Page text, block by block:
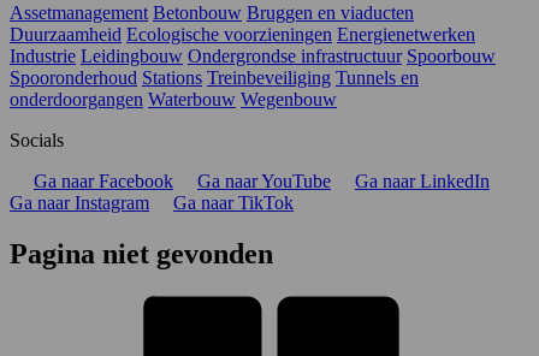
Assetmanagement Betonbouw Bruggen en viaducten
Duurzaamheid Ecologische voorzieningen Energienetwerken
Industrie Leidingbouw Ondergrondse infrastructuur Spoorbouw
Spooronderhoud Stations Treinbeveiliging Tunnels en
onderdoorgangen Waterbouw Wegenbouw
Socials
Ga naar Facebook
Ga naar YouTube
Ga naar LinkedIn
Ga naar Instagram
Ga naar TikTok
Pagina niet gevonden